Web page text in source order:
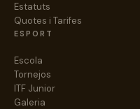
Estatuts
Quotes i Tarifes
ESPORT
Escola
Tornejos
ITF Junior
Galeria